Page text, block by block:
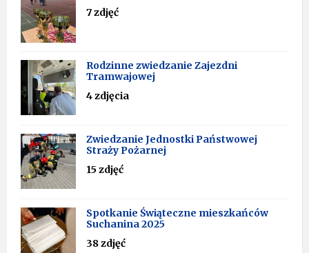
7 zdjęć
Rodzinne zwiedzanie Zajezdni
Tramwajowej
4 zdjęcia
Zwiedzanie Jednostki Państwowej
Straży Pożarnej
15 zdjęć
Spotkanie Świąteczne mieszkańców
Suchanina 2025
38 zdjęć